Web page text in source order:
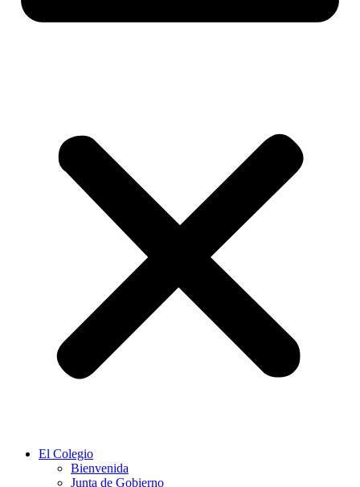
El Colegio
Bienvenida
Junta de Gobierno